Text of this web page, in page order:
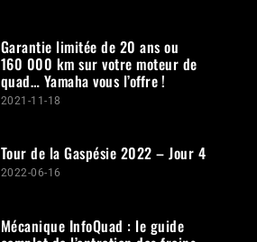
Garantie limitée de 20 ans ou
160 000 km sur votre moteur de
quad… Yamaha vous l’offre !
2021-11-18
Tour de la Gaspésie 2022 – Jour 4
2022-06-16
Mécanique InfoQuad : le guide